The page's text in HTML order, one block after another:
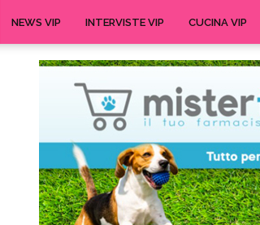
NEWS VIP INTERVISTE VIP CUCINA VIP